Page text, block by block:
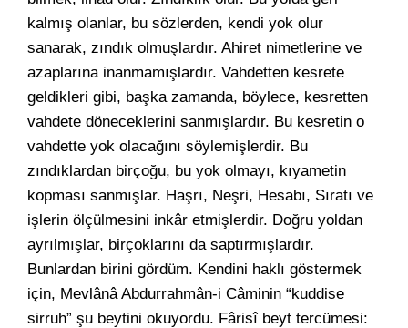
kalmış olanlar, bu sözlerden, kendi yok olur
sanarak, zındık olmuşlardır. Ahiret nimetlerine ve
azaplarına inanmamışlardır. Vahdetten kesrete
geldikleri gibi, başka zamanda, böylece, kesretten
vahdete döneceklerini sanmışlardır. Bu kesretin o
vahdette yok olacağını söylemişlerdir. Bu
zındıklardan birçoğu, bu yok olmayı, kıyametin
kopması sanmışlar. Haşrı, Neşri, Hesabı, Sıratı ve
işlerin ölçülmesini inkâr etmişlerdir. Doğru yoldan
ayrılmışlar, birçoklarını da saptırmışlardır.
Bunlardan birini gördüm. Kendini haklı göstermek
için, Mevlânâ Abdurrahmân-i Câminin “kuddise
sirruh” şu beytini okuyordu. Fârisî beyt tercümesi: